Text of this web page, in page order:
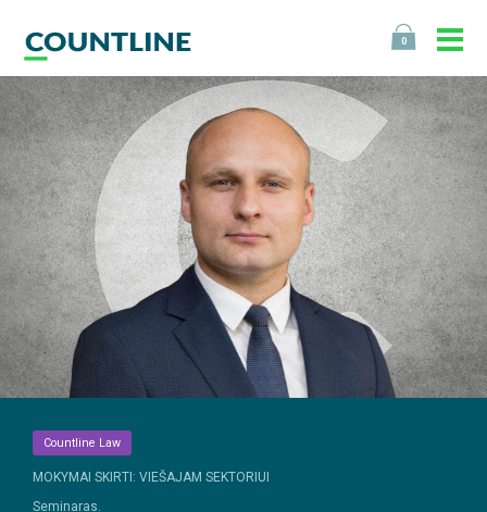
0
Countline Law
MOKYMAI SKIRTI: VIEŠAJAM SEKTORIUI
Seminaras.